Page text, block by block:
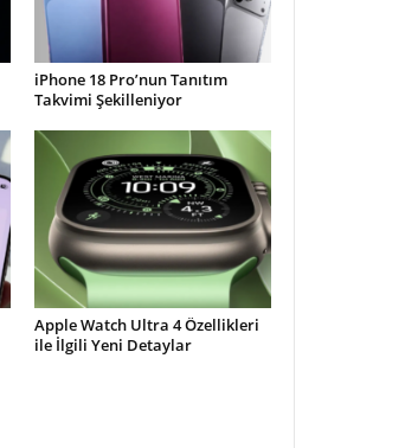
iPhone 18 Pro’nun Tanıtım
Takvimi Şekilleniyor
Apple Watch Ultra 4 Özellikleri
ile İlgili Yeni Detaylar